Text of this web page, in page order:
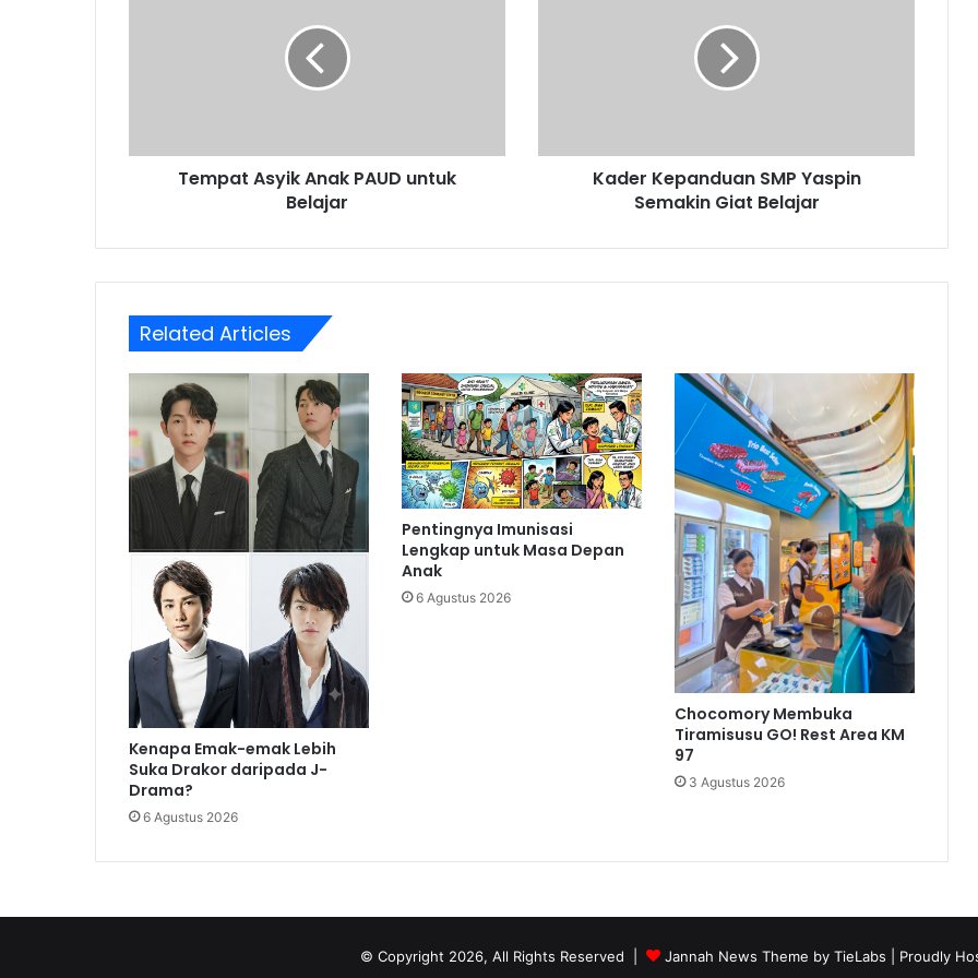
Tempat Asyik Anak PAUD untuk
Belajar
Kader Kepanduan SMP Yaspin
Semakin Giat Belajar
Related Articles
Kenapa Emak-emak Lebih
Suka Drakor daripada J-
Drama?
6 Agustus 2026
Pentingnya Imunisasi
Lengkap untuk Masa Depan
Anak
6 Agustus 2026
Chocomory Membuka
Tiramisusu GO! Rest Area KM
97
3 Agustus 2026
© Copyright 2026, All Rights Reserved | Jannah News Theme by TieLabs | Proudly